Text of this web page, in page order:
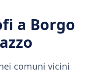
a Borgo
comuni vicini